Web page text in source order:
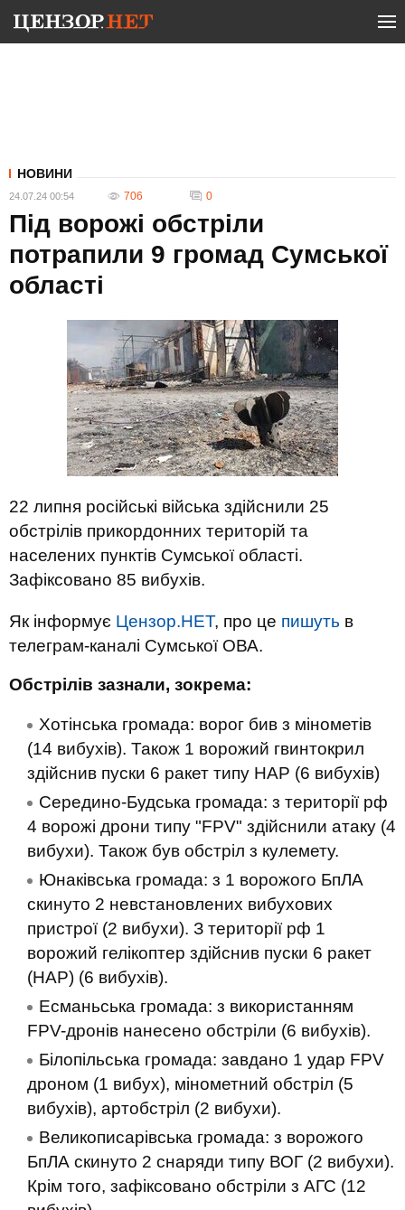
НОВИНИ
24.07.24 00:54 706 0
Під ворожі обстріли
потрапили 9 громад Сумської
області
22 липня російські війська здійснили 25
обстрілів прикордонних територій та
населених пунктів Сумської області.
Зафіксовано 85 вибухів.
Як інформує Цензор.НЕТ, про це пишуть в
телеграм-каналі Сумської ОВА.
Обстрілів зазнали, зокрема:
Хотінська громада: ворог бив з мінометів
(14 вибухів). Також 1 ворожий гвинтокрил
здійснив пуски 6 ракет типу НАР (6 вибухів)
Середино-Будська громада: з території рф
4 ворожі дрони типу "FPV" здійснили атаку (4
вибухи). Також був обстріл з кулемету.
Юнаківська громада: з 1 ворожого БпЛА
скинуто 2 невстановлених вибухових
пристрої (2 вибухи). З території рф 1
ворожий гелікоптер здійснив пуски 6 ракет
(НАР) (6 вибухів).
Есманьська громада: з використанням
FPV-дронів нанесено обстріли (6 вибухів).
Білопільська громада: завдано 1 удар FPV
дроном (1 вибух), мінометний обстріл (5
вибухів), артобстріл (2 вибухи).
Великописарівська громада: з ворожого
БпЛА скинуто 2 снаряди типу ВОГ (2 вибухи).
Крім того, зафіксовано обстріли з АГС (12